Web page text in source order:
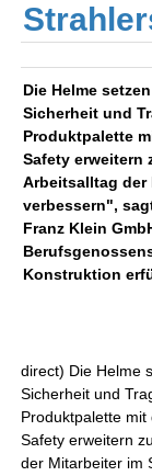
Die Helme
Sicherheit und
Produktpalette
Safety erweitern
Arbeitsalltag der
verbessern",
Franz Klein
Konstruktion
direct) Die Helme
Sicherheit und
Produktpalette mit
Safety erweitern
der Mitarbeiter im